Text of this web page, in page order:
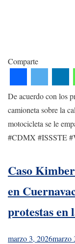
Comparte
De acuerdo con los
camioneta sobre la
motocicleta se le
#CDMX #ISSSTE
Caso
en
protestas en
marzo 3, 2026marzo